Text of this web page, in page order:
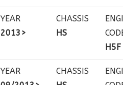
YEAR
2013>
CHASSIS
HS
H5F
YEAR
CHASSIS